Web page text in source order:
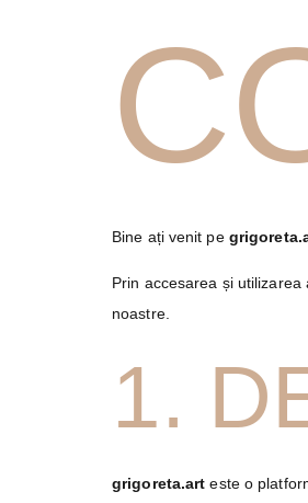
Bine ați venit pe
Prin accesarea și
noastre.
1.
grigoreta.art este o